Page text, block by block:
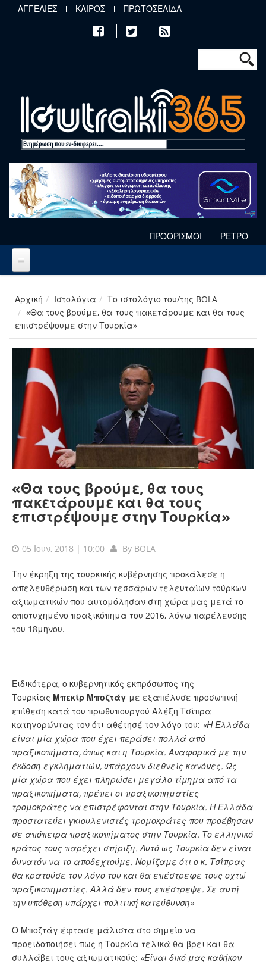
Παράκαμψη προς το κυρίως περιεχόμενο
ΑΓΓΕΛΙΕΣ ΚΑΙΡΟΣ ΠΡΩΤΟΣΕΛΙΔΑ
Φόρμα
Αναζήτηση
ΠΡΟΟΡΙΣΜΟΙ ΡΕΤΡΟ
Αρχική Ιστολόγια
Το ιστολόγιο του/της BOLA
«Θα τους βρούμε, θα τους πακετάρουμε και θα τους
επιστρέψουμε στην Τουρκία»
«Θα τους βρούμε, θα τους
πακετάρουμε και θα τους
επιστρέψουμε στην Τουρκία»
05 Ιουν, 2018 | 10:00 By BOLA
Την έκρηξη της τουρκικής κυβέρνησης προκάλεσε η
απελευθέρωση και των τεσσάρων τελευταίων τούρκων
αξιωματικών που αυτομόλησαν στη χώρα μας μετά το
αποτυχημένο πραξικόπημα του 2016, λόγω παρέλευσης
του 18μηνου.
Ειδικότερα, ο κυβερνητικός εκπρόσωπος της
Τουρκίας Μπεκίρ Μποζτάγ με εξαπέλυσε προσωπική
επίθεση κατά του πρωθυπουργού Αλέξη Τσίπρα
κατηγορώντας τον ότι αθέτησέ τον λόγο του: «Η Ελλάδα
είναι μία χώρα που έχει περάσει πολλά από
πραξικοπήματα, όπως και η Τουρκία. Αναφορικά με την
έκδοση εγκληματιών, υπάρχουν διεθνείς κανόνες. Ως
μία χώρα που έχει πληρώσει μεγάλο τίμημα από τα
πραξικοπήματα, πρέπει οι πραξικοπηματίες
τρομοκράτες να επιστρέφονται στην Τουρκία. Η Ελλάδα
προστατεύει γκιουλενιστές τρομοκράτες που προέβησαν
σε απόπειρα πραξικοπήματος στην Τουρκία. Το ελληνικό
κράτος τους παρέχει στήριξη. Αυτό ως Τουρκία δεν είναι
δυνατόν να το αποδεχτούμε. Νομίζαμε ότι ο κ. Τσίπρας
θα κρατούσε τον λόγο του και θα επέστρεφε τους οχτώ
πραξικοπηματίες. Αλλά δεν τους επέστρεψε. Σε αυτή
την υπόθεση υπάρχει πολιτική κατεύθυνση»
Ο Μποζτάγ έφτασε μάλιστα στο σημείο να
προειδοποιήσει πως η Τουρκία τελικά θα βρει και θα
συλλάβει τους αξιωματικούς: «Είναι δικό μας καθήκον